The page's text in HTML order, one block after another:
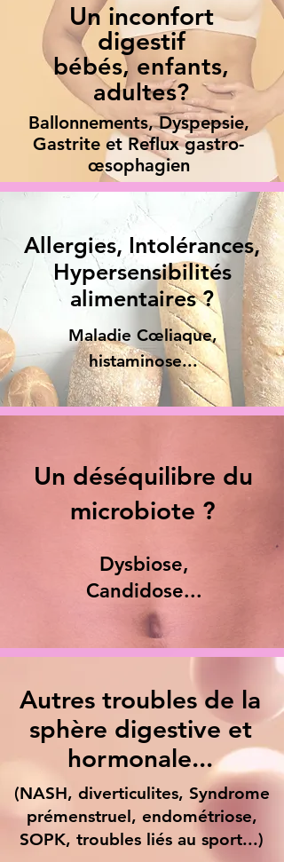
Un inconfort
digestif
bébés, enfants,
adultes?
Ballonnements, Dyspepsie,
Gastrite et Reflux gastro-
œsophagien
Maladie Cœliaque,
histaminose...
Allergies, Intolérances,
Hypersensibilités
alimentaires ?
Un déséquilibre du
microbiote ?
Dysbiose,
Candidose...
Autres troubles de la
sphère digestive et
hormonale...
(NASH, diverticulites, Syndrome
prémenstruel, endométriose,
SOPK, troubles liés au sport...)